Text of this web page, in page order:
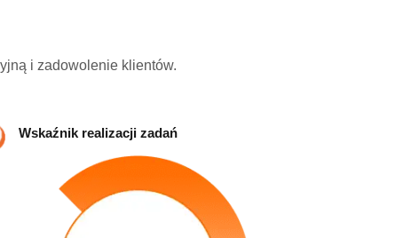
i zadowolenie klientów.
Wskaźnik realizacji zadań